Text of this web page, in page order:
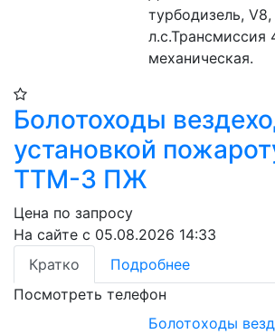
турбодизель,
л.с.Трансмиссия
механическая.
Болотоходы
установкой
ТТМ-3 ПЖ
Цена по запросу
На сайте с 05.08.2026 14:33
Кратко
Подробнее
Посмотреть телефон
Болотоходы